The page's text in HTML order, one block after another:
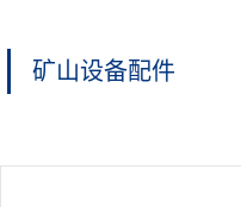
矿山设备配件